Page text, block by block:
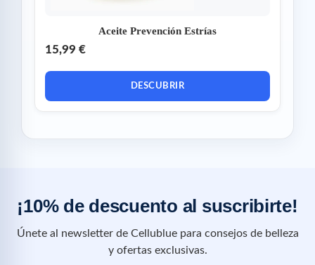
Aceite Prevención Estrías
15,99 €
DESCUBRIR
¡10% de descuento al suscribirte!
Únete al newsletter de Cellublue para consejos de belleza
y ofertas exclusivas.